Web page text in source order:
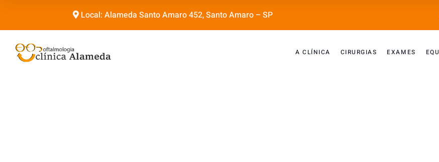
Local: Alameda Santo Amaro 452, Santo Amaro – SP
A CLÍNICA CIRURGIAS EXAMES